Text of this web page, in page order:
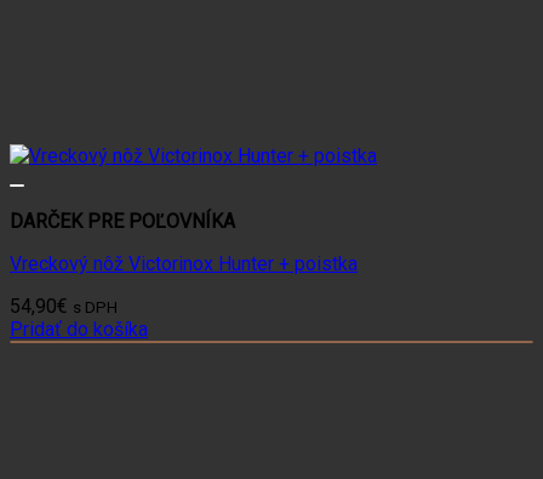
DARČEK PRE POĽOVNÍKA
Vreckový nôž Victorinox Hunter + poistka
54,90€ s DPH
Pridať do košíka